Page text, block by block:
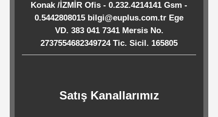
Köpük
Kaseler
/
Tabaklar
Horeca
Konak /İZMİR Ofis - 0.232.4214141 Gsm -
0.5442808015 bilgi@euplus.com.tr Ege
VD. 383 041 7341 Mersis No.
2737554682349724 Tic. Sicil. 165805
Satış Kanallarımız